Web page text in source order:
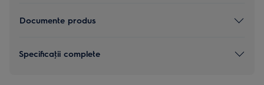
Documente produs
Specificaţii complete